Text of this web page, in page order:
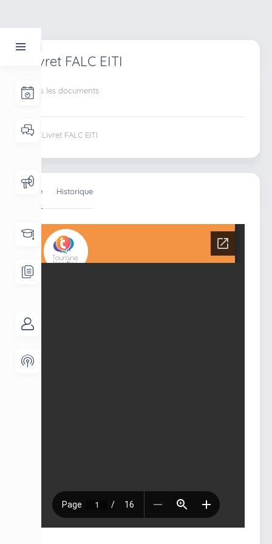
Livret FALC EITI
Tous les documents
Livret FALC EITI
Lire Historique